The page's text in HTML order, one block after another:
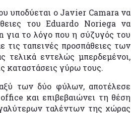
υποδύεται ο Javier Camara να
του Eduardo Noriega να
για το λόγο που η σύζυγός του
τις ταπεινές προσπάθειες των
τελικά εντελώς μπερδεμένοι,
καταστάσεις γύρω τους.
των δύο φύλων, αποτέλεσε
και επιβεβαιώνει τη θέση
ταλέντων της χώρας